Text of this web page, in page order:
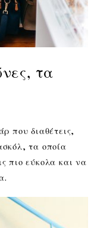
τα
που διαθέτεις,
τα οποία
πιο εύκολα και να